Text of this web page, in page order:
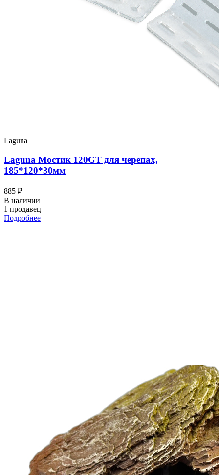
Laguna
Laguna Мостик 120GT для черепах,
185*120*30мм
885 ₽
В наличии
1 продавец
Подробнее